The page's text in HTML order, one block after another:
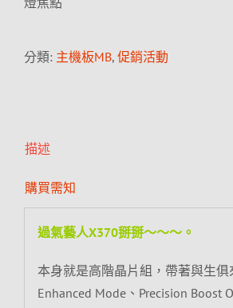
分類: 主機板MB, 促銷活動
描述
購買需知
過氣藝人X370掰掰～～～。
本身就是高階晶片組，帶著與生俱
Enhanced Mode、Precision Boost